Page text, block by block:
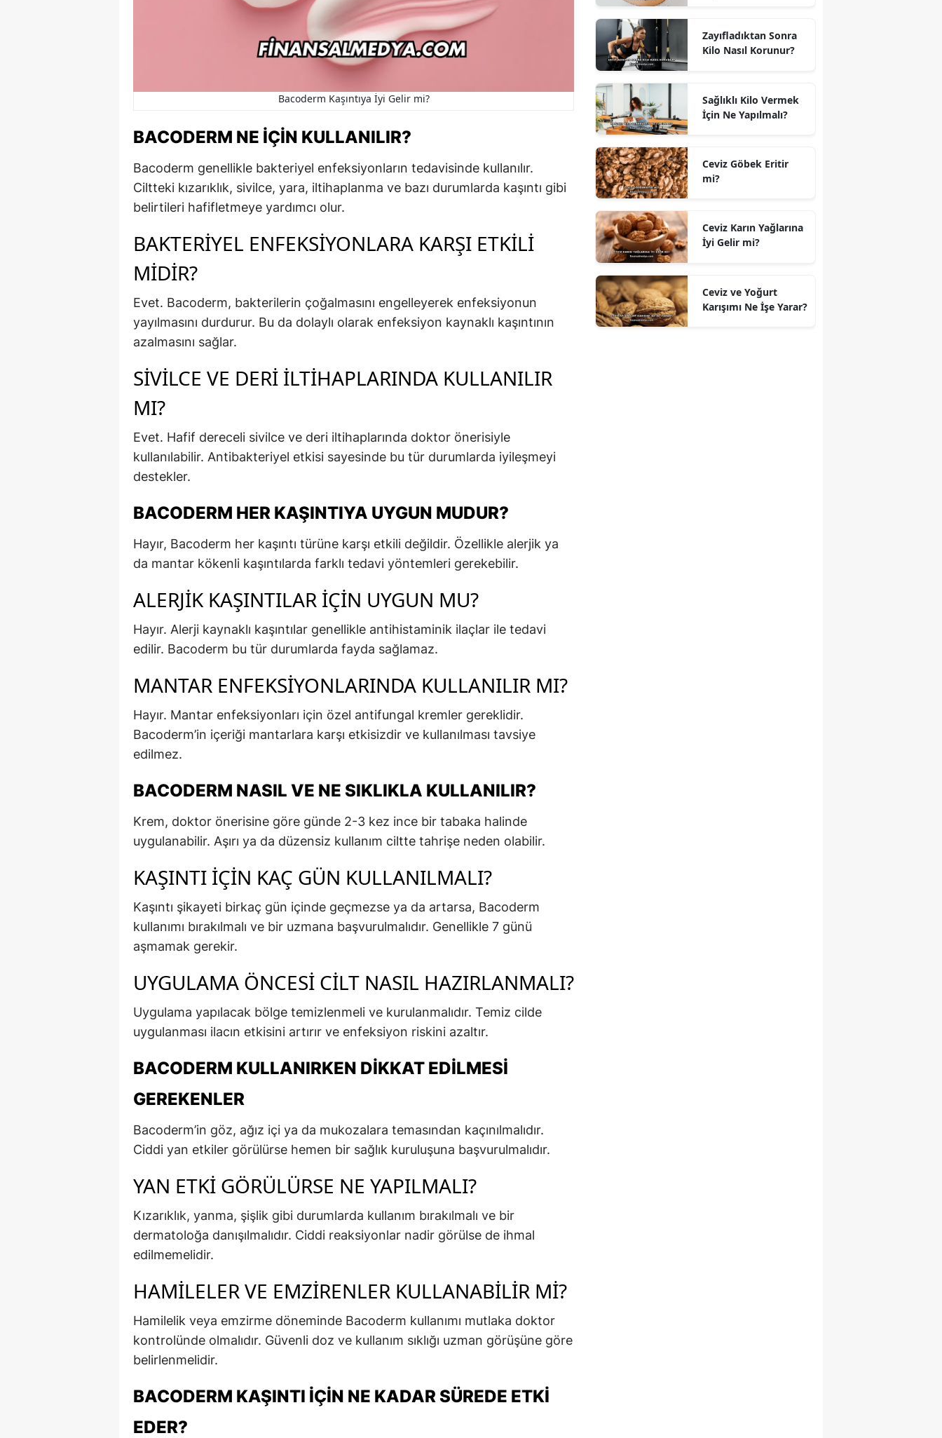
Bacoderm Kaşıntıya İyi Gelir mi?
BACODERM NE İÇIN KULLANILIR?
Bacoderm genellikle bakteriyel enfeksiyonların tedavisinde kullanılır.
Ciltteki kızarıklık, sivilce, yara, iltihaplanma ve bazı durumlarda kaşıntı gibi
belirtileri hafifletmeye yardımcı olur.
BAKTERIYEL ENFEKSIYONLARA KARŞI ETKILI
MIDIR?
Evet. Bacoderm, bakterilerin çoğalmasını engelleyerek enfeksiyonun
yayılmasını durdurur. Bu da dolaylı olarak enfeksiyon kaynaklı kaşıntının
azalmasını sağlar.
SIVILCE VE DERI İLTIHAPLARINDA KULLANILIR
MI?
Evet. Hafif dereceli sivilce ve deri iltihaplarında doktor önerisiyle
kullanılabilir. Antibakteriyel etkisi sayesinde bu tür durumlarda iyileşmeyi
destekler.
BACODERM HER KAŞINTIYA UYGUN MUDUR?
Hayır, Bacoderm her kaşıntı türüne karşı etkili değildir. Özellikle alerjik ya
da mantar kökenli kaşıntılarda farklı tedavi yöntemleri gerekebilir.
ALERJIK KAŞINTILAR İÇIN UYGUN MU?
Hayır. Alerji kaynaklı kaşıntılar genellikle antihistaminik ilaçlar ile tedavi
edilir. Bacoderm bu tür durumlarda fayda sağlamaz.
MANTAR ENFEKSIYONLARINDA KULLANILIR MI?
Hayır. Mantar enfeksiyonları için özel antifungal kremler gereklidir.
Bacoderm’in içeriği mantarlara karşı etkisizdir ve kullanılması tavsiye
edilmez.
BACODERM NASIL VE NE SIKLIKLA KULLANILIR?
Krem, doktor önerisine göre günde 2-3 kez ince bir tabaka halinde
uygulanabilir. Aşırı ya da düzensiz kullanım ciltte tahrişe neden olabilir.
KAŞINTI İÇIN KAÇ GÜN KULLANILMALI?
Kaşıntı şikayeti birkaç gün içinde geçmezse ya da artarsa, Bacoderm
kullanımı bırakılmalı ve bir uzmana başvurulmalıdır. Genellikle 7 günü
aşmamak gerekir.
UYGULAMA ÖNCESI CILT NASIL HAZIRLANMALI?
Uygulama yapılacak bölge temizlenmeli ve kurulanmalıdır. Temiz cilde
uygulanması ilacın etkisini artırır ve enfeksiyon riskini azaltır.
BACODERM KULLANIRKEN DIKKAT EDILMESI
GEREKENLER
Bacoderm’in göz, ağız içi ya da mukozalara temasından kaçınılmalıdır.
Ciddi yan etkiler görülürse hemen bir sağlık kuruluşuna başvurulmalıdır.
YAN ETKI GÖRÜLÜRSE NE YAPILMALI?
Kızarıklık, yanma, şişlik gibi durumlarda kullanım bırakılmalı ve bir
dermatoloğa danışılmalıdır. Ciddi reaksiyonlar nadir görülse de ihmal
edilmemelidir.
HAMILELER VE EMZIRENLER KULLANABILIR MI?
Hamilelik veya emzirme döneminde Bacoderm kullanımı mutlaka doktor
kontrolünde olmalıdır. Güvenli doz ve kullanım sıklığı uzman görüşüne göre
belirlenmelidir.
BACODERM KAŞINTI İÇIN NE KADAR SÜREDE ETKI
EDER?
Zayıfladıktan Sonra
Kilo Nasıl Korunur?
Sağlıklı Kilo Vermek
İçin Ne Yapılmalı?
Ceviz Göbek Eritir
mi?
Ceviz Karın Yağlarına
İyi Gelir mi?
Ceviz ve Yoğurt
Karışımı Ne İşe Yarar?